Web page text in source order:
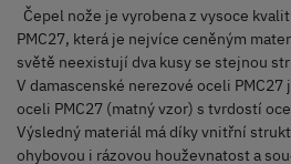
Čepel nože je vyrobena z vysoce
PMC27, která je nejvíce ceněným
světě neexistují dva kusy se stejnou
V damascenské nerezové oceli
oceli PMC27 (matný vzor) s tvrdostí
Výsledný materiál má díky vnitřní
ohybovou i rázovou houževnatost a